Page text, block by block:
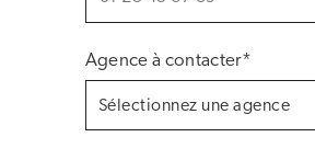
Agence à contacter*